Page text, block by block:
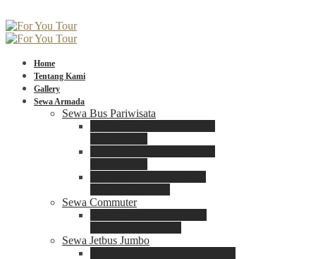
Home
Tentang Kami
Gallery
Sewa Armada
Sewa Bus Pariwisata
Sewa Commuter
Sewa Jetbus Jumbo